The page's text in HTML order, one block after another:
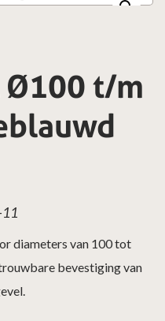
Ø100 t/m
diameters van 100 tot
bevestiging van